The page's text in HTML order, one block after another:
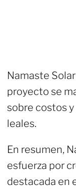
Namaste
proyecto se
sobre costos
leales.
En resumen,
esfuerza por
destacada en